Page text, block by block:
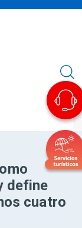
define
cuatro